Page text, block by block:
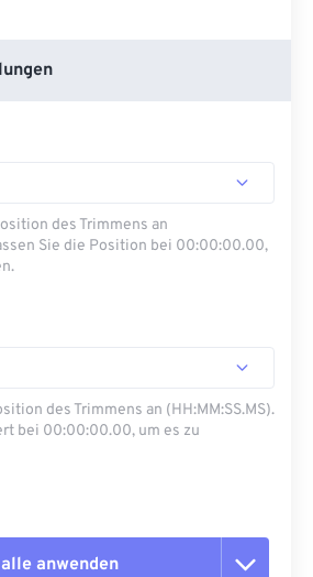
des Trimmens an
Sie die Position bei 00:00:00.00,
des Trimmens an (HH:MM:SS.MS).
bei 00:00:00.00, um es zu
anwenden